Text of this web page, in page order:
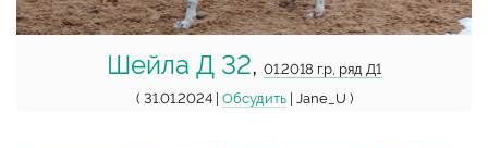
Шейла Д 32, 01.2018 г.р, ряд Д1
( 31.01.2024 | Обсудить| Jane_U )